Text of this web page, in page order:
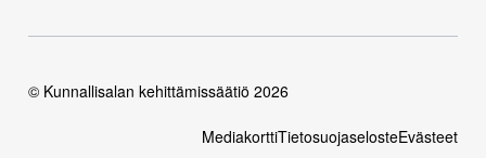
© Kunnallisalan kehittämissäätiö 2026
MediakorttiTietosuojaselosteEvästeet